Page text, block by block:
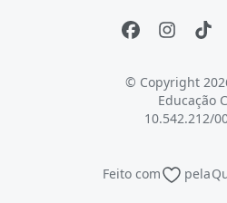
© Copyright
Educação
10.542.212/
Feito com pela